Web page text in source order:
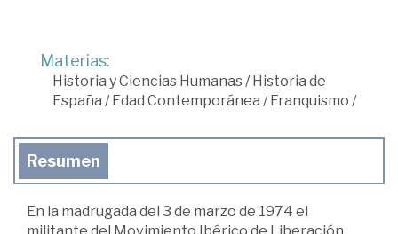
Materias:
Historia y Ciencias Humanas/ Historia de
España / Edad Contemporánea / Franquismo /
Resumen
En la madrugada del 3 de marzo de 1974 el